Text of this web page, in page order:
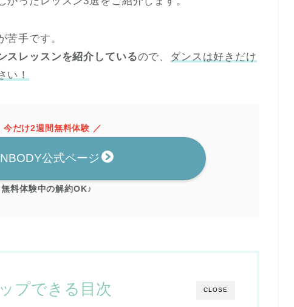
苦手です。
スレッスンを紹介しているので、
ダンスは好きだけ
い！
今だけ2週間無料体験 ／
公式ページ
無料体験中の解約OK♪
CLOSE
プできる目次